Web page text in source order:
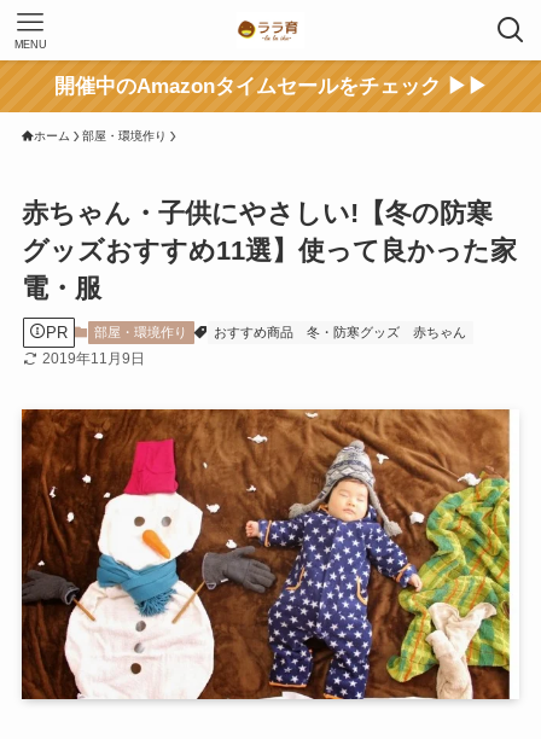
MENU
開催中のAmazonタイムセールをチェック ▶▶
ホーム 部屋・環境作り
赤ちゃん・子供にやさしい!【冬の防寒
グッズおすすめ11選】使って良かった家
電・服
PR 部屋・環境作り おすすめ商品 冬・防寒グッズ 赤ちゃん
2019年11月9日